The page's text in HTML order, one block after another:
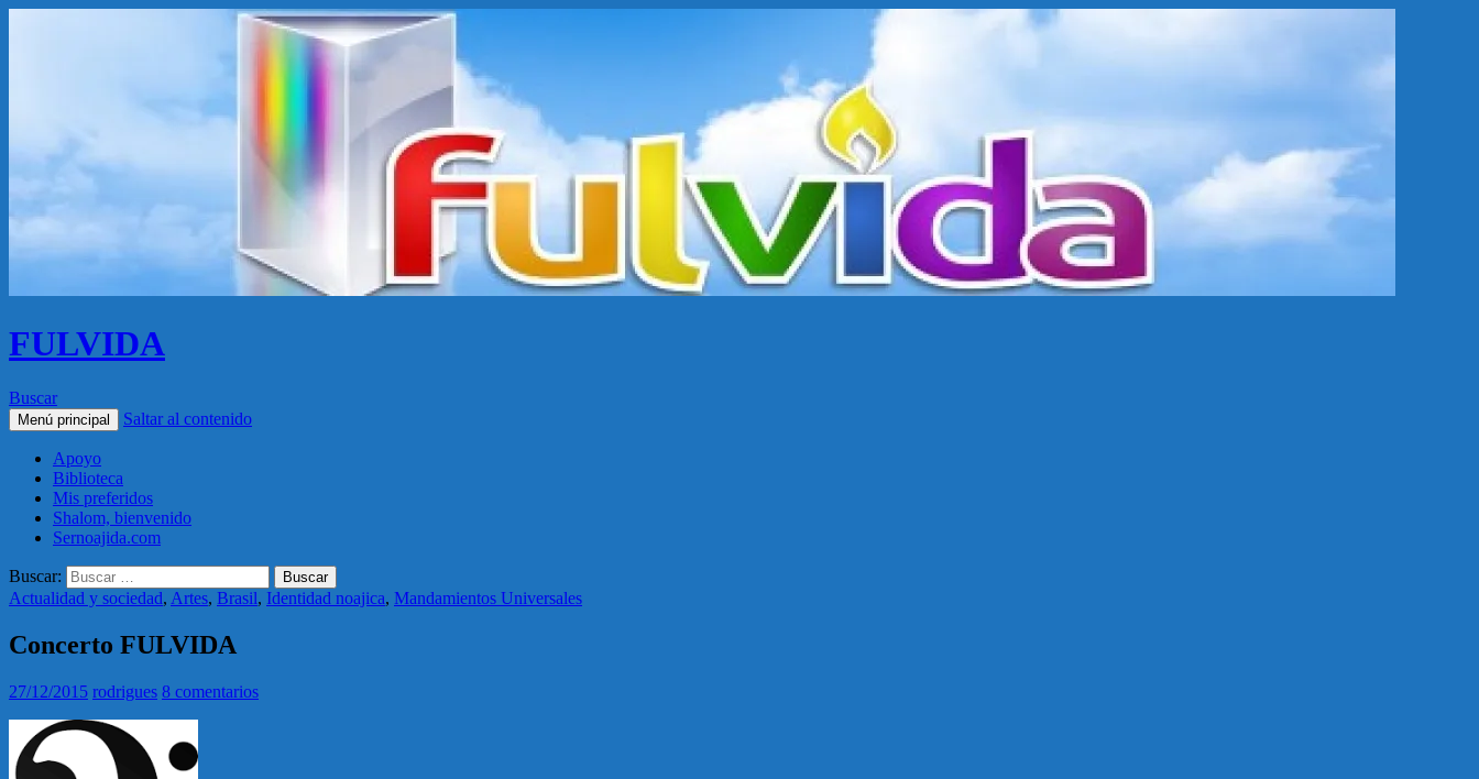
FULVIDA
Buscar
Menú principal Saltar al contenido
Apoyo
Biblioteca
Mis preferidos
Shalom, bienvenido
Sernoajida.com
Buscar:
Actualidad y sociedad, Artes, Brasil, Identidad noajica, Mandamientos Universales
Concerto FULVIDA
27/12/2015 rodrigues 8 comentarios